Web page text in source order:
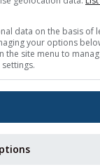
data on the basis of
your options
the site menu to